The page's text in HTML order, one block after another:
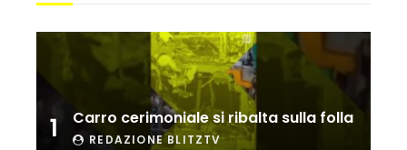
Matteo Renzi maratoneta, ad Atene
chiude in 4 ore e 10: “Up and down for
me is very difficult”
1 Carro cerimoniale si ribalta sulla folla
REDAZIONE BLITZTV